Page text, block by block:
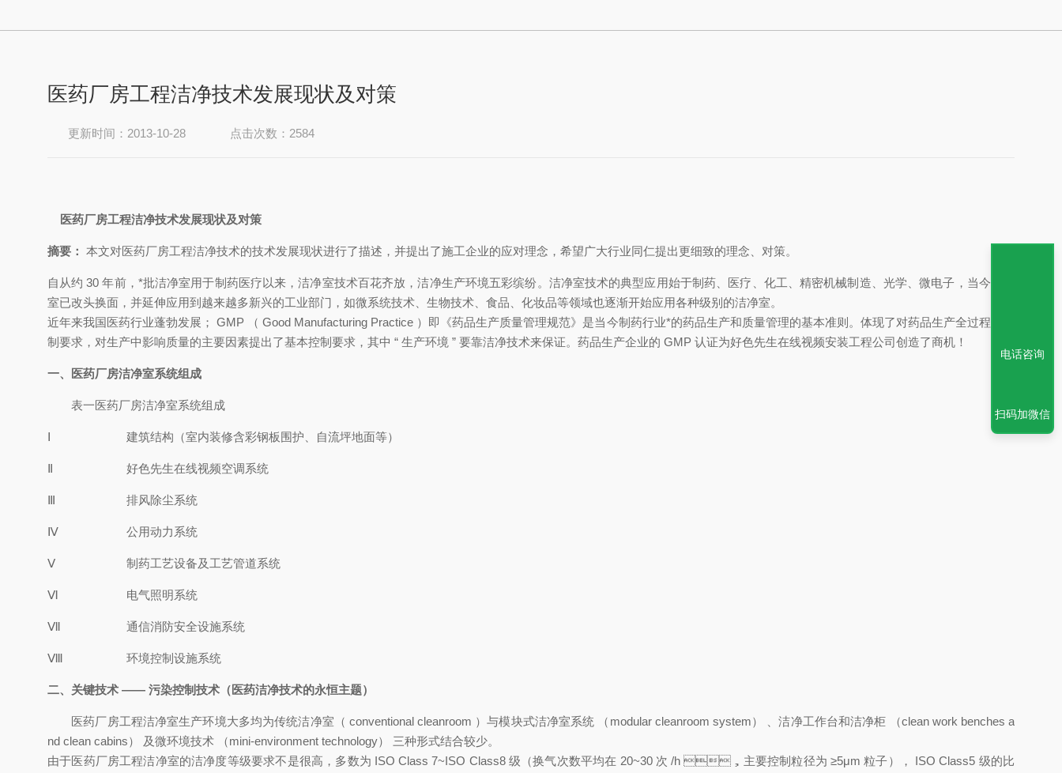
医药厂房工程洁净技术发展现状及对策
更新时间：2013-10-28 点击次数：2584
医药厂房工程洁净技术发展现状及对策
摘要： 本文对医药厂房工程洁净技术的技术发展现状进行了描述，并提出了施工企业的应对理念，希望广大行业同仁提出更细致的理念、对策。
自从约 30 年前，*批洁净室用于制药医疗以来，洁净室技术百花齐放，洁净生产环境五彩缤纷。洁净室技术的典型应用始于制药、医疗、化工、精密机械制造、光学、微电子，当今洁净
室已改头换面，并延伸应用到越来越多新兴的工业部门，如微系统技术、生物技术、食品、化妆品等领域也逐渐开始应用各种级别的洁净室。
近年来我国医药行业蓬勃发展； GMP （ Good Manufacturing Practice ）即《药品生产质量管理规范》是当今制药行业*的药品生产和质量管理的基本准则。体现了对药品生产全过程的控
制要求，对生产中影响质量的主要因素提出了基本控制要求，其中 “ 生产环境 ” 要靠洁净技术来保证。药品生产企业的 GMP 认证为好色先生在线视频安装工程公司创造了商机！
一、医药厂房洁净室系统组成
表一医药厂房洁净室系统组成
Ⅰ 建筑结构（室内装修含彩钢板围护、自流坪地面等）
Ⅱ 好色先生在线视频空调系统
Ⅲ 排风除尘系统
Ⅳ 公用动力系统
Ⅴ 制药工艺设备及工艺管道系统
Ⅵ 电气照明系统
Ⅶ 通信消防安全设施系统
Ⅷ 环境控制设施系统
二、关键技术 —— 污染控制技术（医药洁净技术的永恒主题）
医药厂房工程洁净室生产环境大多均为传统洁净室（ conventional cleanroom ）与模块式洁净室系统 （modular cleanroom system） 、洁净工作台和洁净柜 （clean work benches a
nd clean cabins） 及微环境技术 （mini-environment technology） 三种形式结合较少。
由于医药厂房工程洁净室的洁净度等级要求不是很高，多数为 ISO Class 7~ISO Class8 级（换气次数平均在 20~30 次 /h ，主要控制粒径为 ≥5μm 粒子）， ISO Class5 级的比
电话咨询
扫码加微信